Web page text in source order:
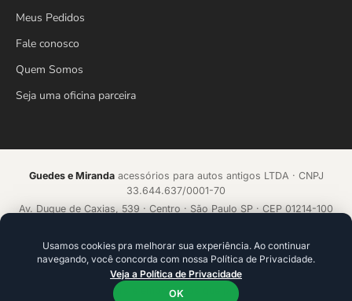
Meus Pedidos
Fale conosco
Quem Somos
Seja uma oficina parceira
Guedes e Mirandaacessórios para autos antigos LTDA · CNPJ
33.644.637/0001-70
Av. Duque de Caxias, 539 · Centro · São Paulo SP · CEP 01214-100
Acelerado porecommerce.CAMP
Plataforma de alta conversão com IA que aprende a cada venda.
Ideal para founders e empresários que precisam ir além da
Usamos cookies pra melhorar sua experiência. Ao continuar
navegando, você concorda com nossa Política de Privacidade.
Veja a Política de Privacidade
OK